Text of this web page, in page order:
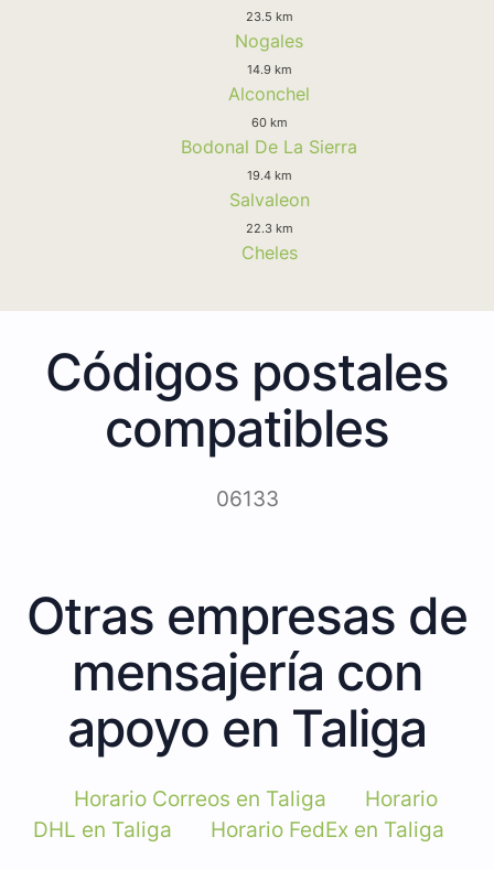
23.5 km
Nogales
14.9 km
Alconchel
60 km
Bodonal De La Sierra
19.4 km
Salvaleon
22.3 km
Cheles
Códigos postales
compatibles
06133
Otras empresas de
mensajería con
apoyo en Taliga
Horario Correos en Taliga
Horario
DHL en Taliga
Horario FedEx en Taliga